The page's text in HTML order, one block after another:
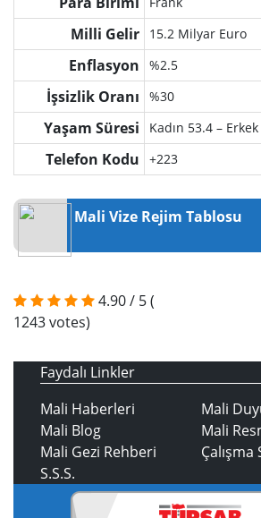
Milli Gelir 15.2 Milyar Euro
Enflasyon %2.5
İşsizlik Oranı %30
Yaşam Süresi Kadın 53.4 –
Telefon Kodu +223
Mali Vize Rejim Tablosu
4.90/ 5(
1243votes)
Faydalı Linkler
Mali Haberleri
Mali
Mali Blog
Mali
Mali Gezi Rehberi
S.S.S.